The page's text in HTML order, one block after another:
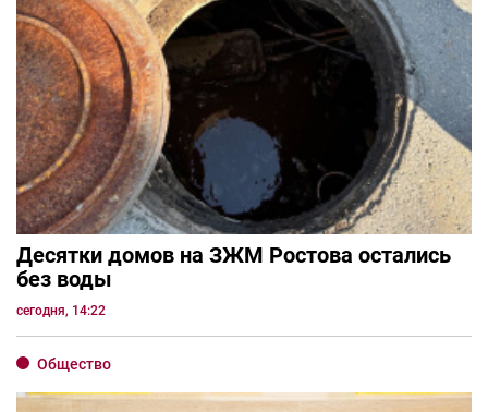
Десятки домов на ЗЖМ Ростова остались
без воды
сегодня, 14:22
Общество